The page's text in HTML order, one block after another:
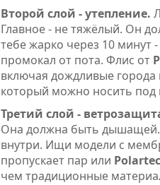
Второй слой - утепление.
Главное - не тяжёлый. Он
тебе жарко через 10 минут
промокал от пота. Флис от
включая дождливые города
который можно носить под
Третий слой -
Она должна быть дышащей.
внутри. Ищи модели с
пропускает пар или
чем традиционные